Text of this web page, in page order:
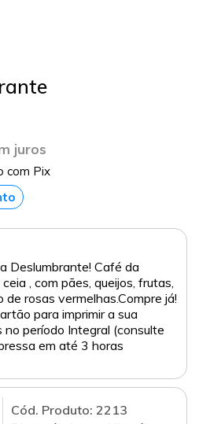
juros
com Pix
Deslumbrante! Café da
, com pães, queijos, frutas,
de rosas vermelhas.Compre já!
para imprimir a sua
período Integral (consulte
em até 3 horas
Cód. Produto: 2213